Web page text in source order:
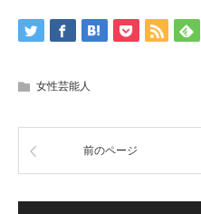
女性芸能人
前のページ